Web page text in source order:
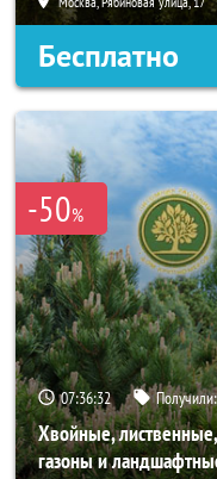
Бесплатно
-50%
07:36:30
Хвойные,
газоны и